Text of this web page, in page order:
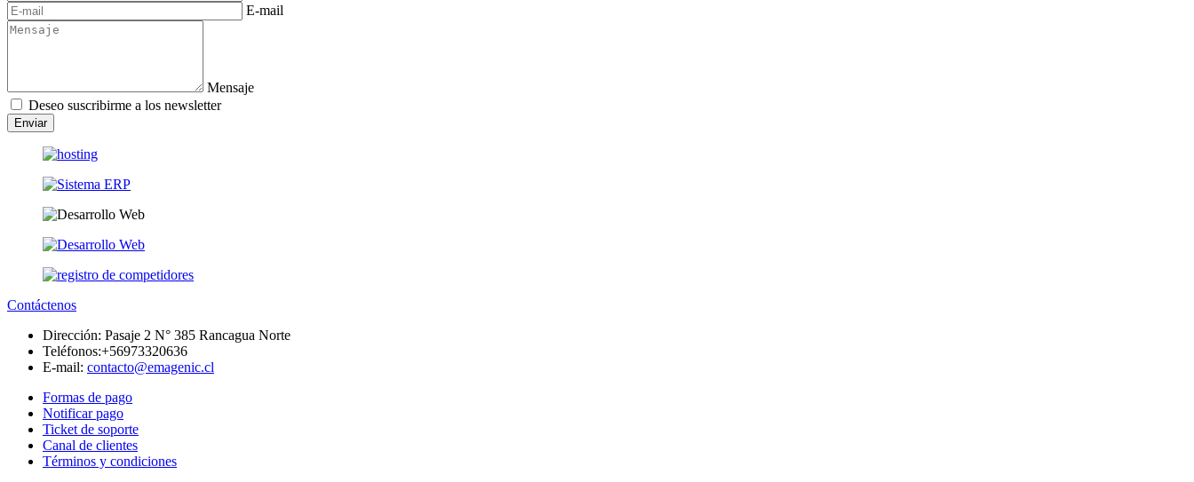
E-mail
Mensaje
Deseo suscribirme a los newsletter
Enviar
Contáctenos
Dirección: Pasaje 2 N° 385 Rancagua Norte
Teléfonos:+56973320636
E-mail: contacto@emagenic.cl
Formas de pago
Notificar pago
Ticket de soporte
Canal de clientes
Términos y condiciones